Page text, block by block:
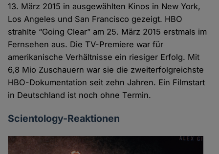
13. März 2015 in ausgewählten Kinos in New York,
Los Angeles und San Francisco gezeigt. HBO
strahlte “Going Clear” am 25. März 2015 erstmals im
Fernsehen aus. Die TV-Premiere war für
amerikanische Verhältnisse ein riesiger Erfolg. Mit
6,8 Mio Zuschauern war sie die zweiterfolgreichste
HBO-Dokumentation seit zehn Jahren. Ein Filmstart
in Deutschland ist noch ohne Termin.
Scientology-Reaktionen